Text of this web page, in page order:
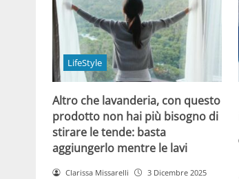
LifeStyle
Altro che lavanderia, con questo
prodotto non hai più bisogno di
stirare le tende: basta
aggiungerlo mentre le lavi
Clarissa Missarelli 3 Dicembre 2025